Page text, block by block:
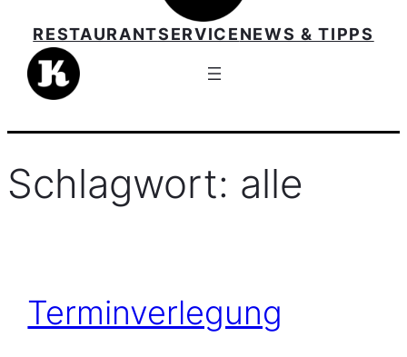
RESTAURANTSERVICENEWS & TIPPS
Schlagwort: alle
Terminverlegung